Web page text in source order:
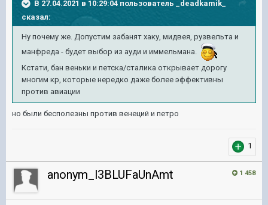
В 27.04.2021 в 10:29:04 пользователь
_deadkamik_
сказал:
Ну почему же. Допустим забанят хаку, мидвея, рузвельта и
манфреда - будет выбор из ауди и иммельмана.
Кстати, бан веньки и петска/сталика открывает дорогу
многим кр, которые нередко даже более эффективны
против авиации
но были бесполезны против венеций и петро
1
1 458
anonym_l3BLUFaUnAmt